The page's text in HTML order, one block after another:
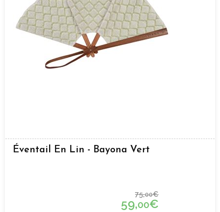
Éventail En Lin - Bayona Vert
75,00€
59,00€